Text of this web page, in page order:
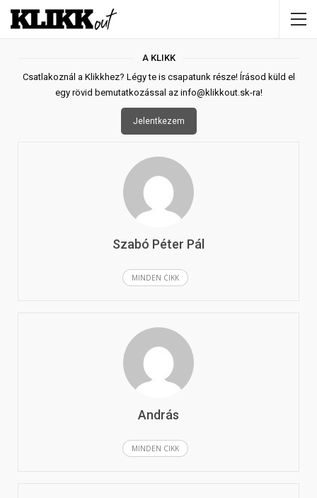
A KLIKK
Csatlakoznál a Klikkhez? Légy te is csapatunk része! Írásod küld el
egy rövid bemutatkozással az info@klikkout.sk-ra!
Jelentkezem
Szabó Péter Pál
MINDEN CIKK
András
MINDEN CIKK